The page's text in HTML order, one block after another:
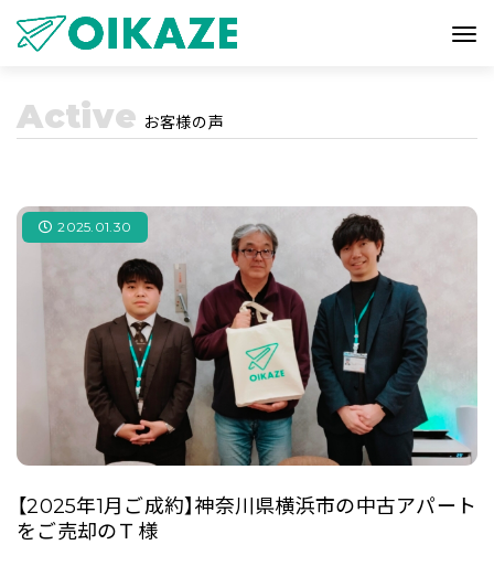
Active お客様の声
2025.01.30
【2025年1月ご成約】神奈川県横浜市の中古アパート
をご売却のＴ様